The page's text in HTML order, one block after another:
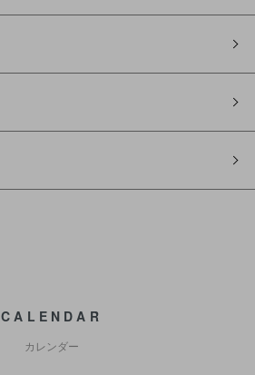
CALENDAR
カレンダー